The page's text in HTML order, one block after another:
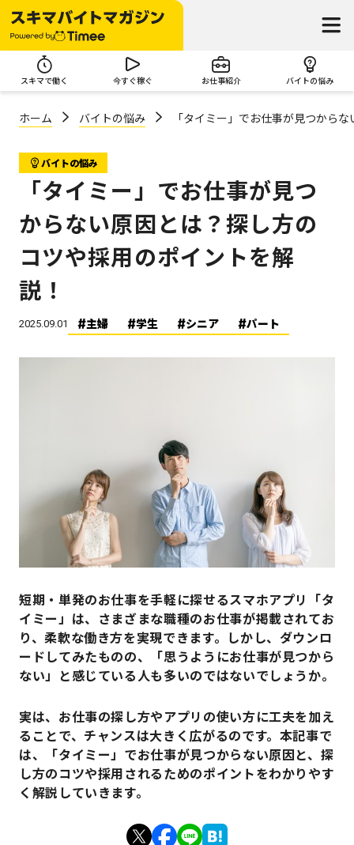
スキマで働く 今すぐ稼ぐ お仕事紹介 バイトの悩み
ホーム バイトの悩み 「タイミー」でお仕事が見つから
バイトの悩み
「タイミー」でお仕事が見つ
からない原因とは？探し方の
コツや採用のポイントを解
説！
2025.09.01 主婦 学生 シニア パート
短期・単発のお仕事を手軽に探せるスマホアプリ「タ
イミー」は、さまざまな職種のお仕事が掲載されてお
り、柔軟な働き方を実現できます。しかし、ダウンロ
ードしてみたものの、「思うようにお仕事が見つから
ない」と感じている人も多いのではないでしょうか。
実は、お仕事の探し方やアプリの使い方に工夫を加え
ることで、チャンスは大きく広がるのです。本記事で
は、「タイミー」でお仕事が見つからない原因と、探
し方のコツや採用されるためのポイントをわかりやす
く解説していきます。